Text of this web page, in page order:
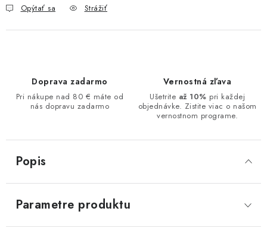
Opýtať sa Strážiť
Doprava zadarmo
Pri nákupe nad 80 € máte od
nás dopravu zadarmo
Vernostná zľava
Ušetrite až 10% pri každej
objednávke. Zistite viac o našom
vernostnom programe.
Popis
Parametre produktu